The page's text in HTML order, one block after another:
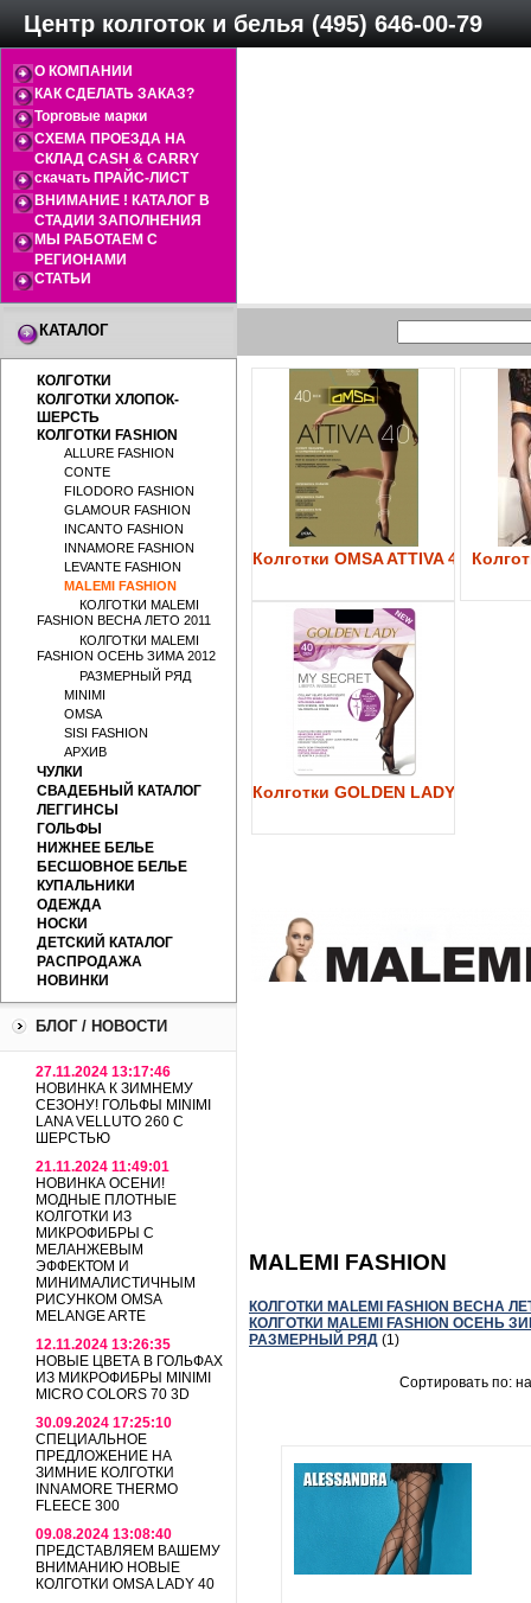
Центр колготок и белья (495) 646-00-79
О КОМПАНИИ
КАК СДЕЛАТЬ ЗАКАЗ?
Торговые марки
СХЕМА ПРОЕЗДА НА
СКЛАД CASH & CARRY
скачать ПРАЙС-ЛИСТ
ВНИМАНИЕ ! КАТАЛОГ В
СТАДИИ ЗАПОЛНЕНИЯ
МЫ РАБОТАЕМ С
РЕГИОНАМИ
СТАТЬИ
КАТАЛОГ
КОЛГОТКИ
КОЛГОТКИ ХЛОПОК-
ШЕРСТЬ
КОЛГОТКИ FASHION
ALLURE FASHION
CONTE
FILODORO FASHION
GLAMOUR FASHION
INCANTO FASHION
INNAMORE FASHION
LEVANTE FASHION
MALEMI FASHION
КОЛГОТКИ MALEMI
FASHION ВЕСНА ЛЕТО 2011
КОЛГОТКИ MALEMI
FASHION ОСЕНЬ ЗИМА 2012
РАЗМЕРНЫЙ РЯД
MINIMI
OMSA
SISI FASHION
АРХИВ
ЧУЛКИ
СВАДЕБНЫЙ КАТАЛОГ
ЛЕГГИНСЫ
ГОЛЬФЫ
НИЖНЕЕ БЕЛЬЕ
БЕСШОВНОЕ БЕЛЬЕ
КУПАЛЬНИКИ
ОДЕЖДА
НОСКИ
ДЕТСКИЙ КАТАЛОГ
РАСПРОДАЖА
НОВИНКИ
БЛОГ / НОВОСТИ
27.11.2024 13:17:46
НОВИНКА К ЗИМНЕМУ
СЕЗОНУ! ГОЛЬФЫ MINIMI
LANA VELLUTO 260 С
ШЕРСТЬЮ
21.11.2024 11:49:01
НОВИНКА ОСЕНИ!
МОДНЫЕ ПЛОТНЫЕ
КОЛГОТКИ ИЗ
МИКРОФИБРЫ С
МЕЛАНЖЕВЫМ
ЭФФЕКТОМ И
МИНИМАЛИСТИЧНЫМ
РИСУНКОМ OMSA
MELANGE ARTE
12.11.2024 13:26:35
НОВЫЕ ЦВЕТА В ГОЛЬФАХ
ИЗ МИКРОФИБРЫ MINIMI
MICRO COLORS 70 3D
30.09.2024 17:25:10
СПЕЦИАЛЬНОЕ
ПРЕДЛОЖЕНИЕ НА
ЗИМНИЕ КОЛГОТКИ
INNAMORE THERMO
FLEECE 300
09.08.2024 13:08:40
ПРЕДСТАВЛЯЕМ ВАШЕМУ
ВНИМАНИЮ НОВЫЕ
КОЛГОТКИ OMSA LADY 40
Колготки OMSA ATTIVA 40
Колготки GOLDEN LADY My
MALEMI FASHION
КОЛГОТКИ MALEMI FASHION ВЕСНА
КОЛГОТКИ MALEMI FASHION ОСЕНЬ
РАЗМЕРНЫЙ РЯД (1)
Сортировать по: